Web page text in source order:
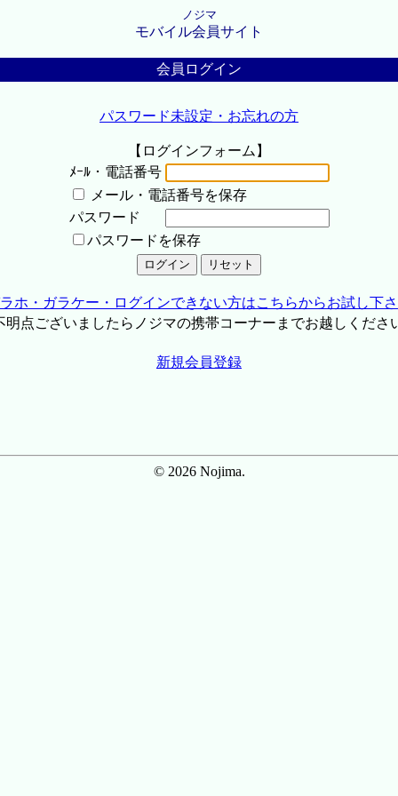
ノジマ
モバイル会員サイト
会員ログイン
パスワード未設定・お忘れの方
【ログインフォーム】
ﾒｰﾙ・電話番号
メール・電話番号を保存
パスワード
パスワードを保存
ホ・ガラケー・ログインできない方はこちらからお試し下
点ございましたらノジマの携帯コーナーまでお越しくださ
新規会員登録
© 2026 Nojima.